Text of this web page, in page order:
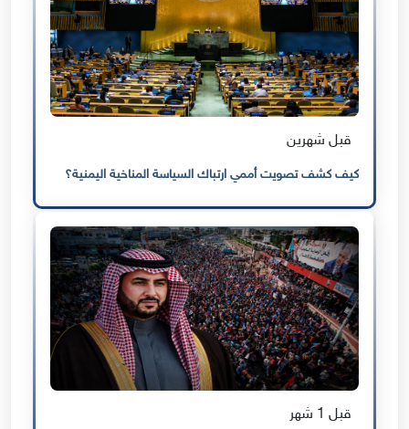
قبل شهرين
كيف كشف تصويت أممي ارتباك السياسة المناخية اليمنية؟
قبل 1 شهر